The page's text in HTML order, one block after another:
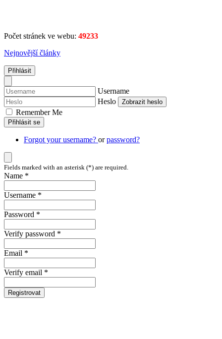
Počet stránek ve webu: 49233
Nejnovější články
Přihlásit
Username
Heslo
Zobrazit heslo
Remember Me
Přihlásit se
Forgot your username? orpassword?
Fields marked with an asterisk (*) are required.
Name *
Username *
Password *
Verify password *
Email *
Verify email *
Registrovat